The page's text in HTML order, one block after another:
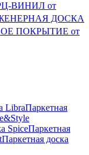
ВИНИЛ от
ДОСКА
ПОКРЫТИЕ от
LibraПаркетная
SpiceПаркетная
Паркетная доска